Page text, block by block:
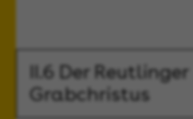
II.6 Der Reutlinger
Grabchristus